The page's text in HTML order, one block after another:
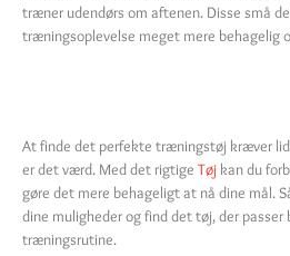
træner udendørs om aftenen. Disse små
træningsoplevelse meget mere behagelig
At finde det perfekte træningstøj kræver
er det værd. Med det rigtige Tøj kan du
gøre det mere behageligt at nå dine mål.
dine muligheder og find det tøj, der
træningsrutine.